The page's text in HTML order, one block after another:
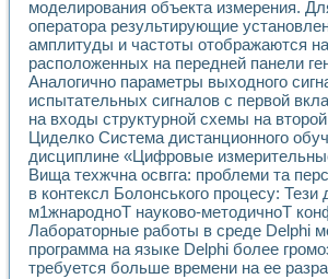
Стенд для исследования
Система статистической
Автоматизация лазерно-
Модельно-измерительный
Использование технологий
Учебный практикум
Учебный стенд для
Оборудование и программное
Виртуальный лабораторный
Управление роботом ТУР-10
Аппаратно-программный
Автоматизированный
Исследование возможности
моделирования объекта измерения.
оператора результирующие
амплитуды и частоты отображаются
расположенных на передней панели
Аналогично параметры выходного
испытательных сигналов с первой
на входы структурной схемы на
Циделко Система дистанционного
дисциплине «Цифровые
Вища техжчна освгга: проблеми та
в контексл Болонського процесу:
м1жнародноТ науково-методичноТ
Лабораторные работы в среде Delphi
программа на языке Delphi более
требуется больше времени на ее